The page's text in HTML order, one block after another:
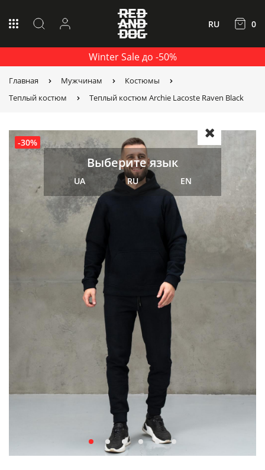
Winter Sale до -50%
RU 0
Главная Мужчинам
Костюмы
Теплый костюм
Теплый костюм Archie Lacoste Raven Black
-30%
Выберите язык
UA RU EN